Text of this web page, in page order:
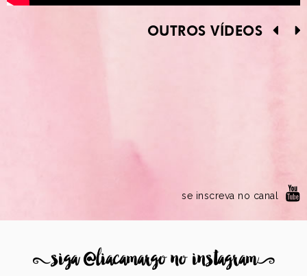
OUTROS VÍDEOS
se inscreva no canal
8siga @liacamargo no instagram9